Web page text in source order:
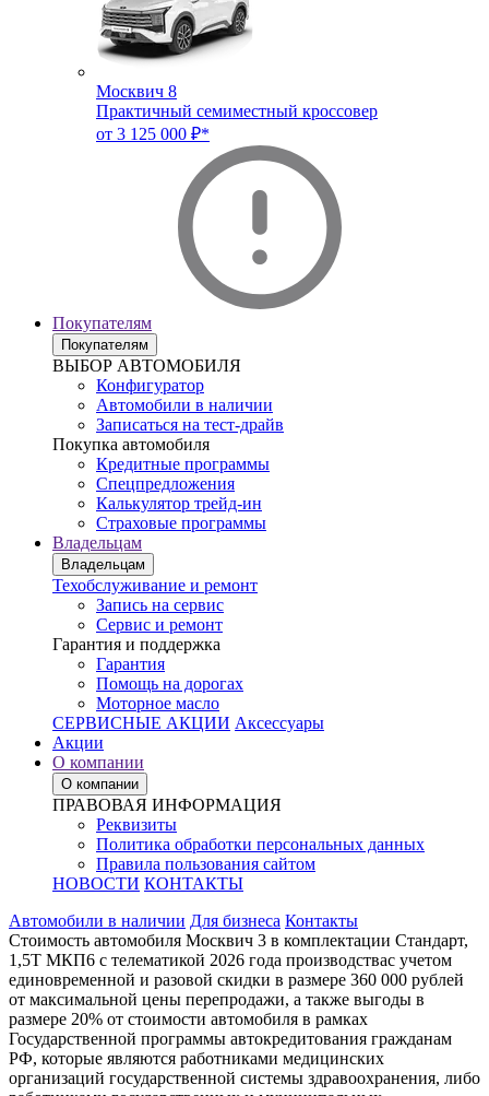
Москвич 8
Практичный семиместный кроссовер
от 3 125 000 ₽*
Покупателям
Покупателям
ВЫБОР АВТОМОБИЛЯ
Конфигуратор
Автомобили в наличии
Записаться на тест-драйв
Покупка автомобиля
Кредитные программы
Спецпредложения
Калькулятор трейд-ин
Страховые программы
Владельцам
Владельцам
Техобслуживание и ремонт
Запись на сервис
Сервис и ремонт
Гарантия и поддержка
Гарантия
Помощь на дорогах
Моторное масло
СЕРВИСНЫЕ АКЦИИ Аксессуары
Акции
О компании
О компании
ПРАВОВАЯ ИНФОРМАЦИЯ
Реквизиты
Политика обработки персональных данных
Правила пользования сайтом
НОВОСТИ КОНТАКТЫ
Автомобили в наличии Для бизнеса Контакты
Стоимость автомобиля Москвич 3 в комплектации Стандарт,
1,5Т МКП6 с телематикой 2026 года производствас учетом
единовременной и разовой скидки в размере 360 000 рублей
от максимальной цены перепродажи, а также выгоды в
размере 20% от стоимости автомобиля в рамках
Государственной программы автокредитования гражданам
РФ, которые являются работниками медицинских
организаций государственной системы здравоохранения, либо